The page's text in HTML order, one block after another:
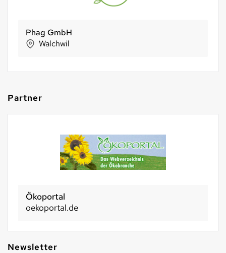
Phag GmbH
Walchwil
Partner
Basel 2030
basel2030.ch
Newsletter